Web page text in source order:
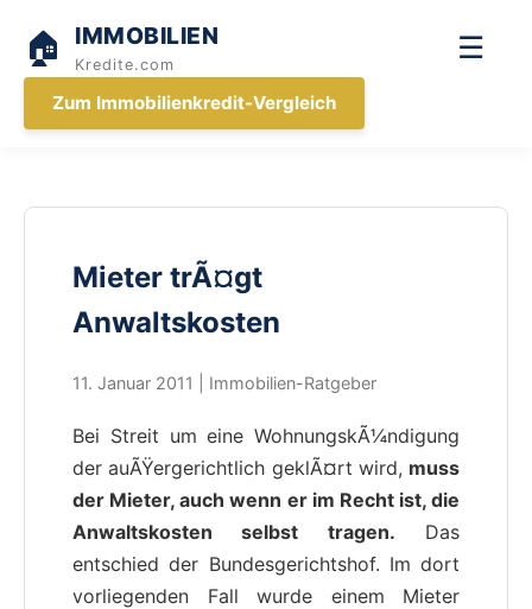
🏠 IMMOBILIEN
Kredite.com ☰
Zum Immobilienkredit-Vergleich
Mieter trÃ¤gt
Anwaltskosten
11. Januar 2011 | Immobilien-Ratgeber
Bei Streit um eine WohnungskÃ¼ndigung
der auÃŸergerichtlich geklÃ¤rt wird, muss
der Mieter, auch wenn er im Recht ist, die
Anwaltskosten selbst tragen. Das
entschied der Bundesgerichtshof. Im dort
vorliegenden Fall wurde einem Mieter